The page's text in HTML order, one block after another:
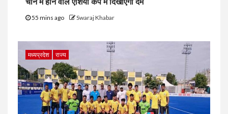
55 mins ago Swaraj Khabar
मध्यप्रदेश राज्य